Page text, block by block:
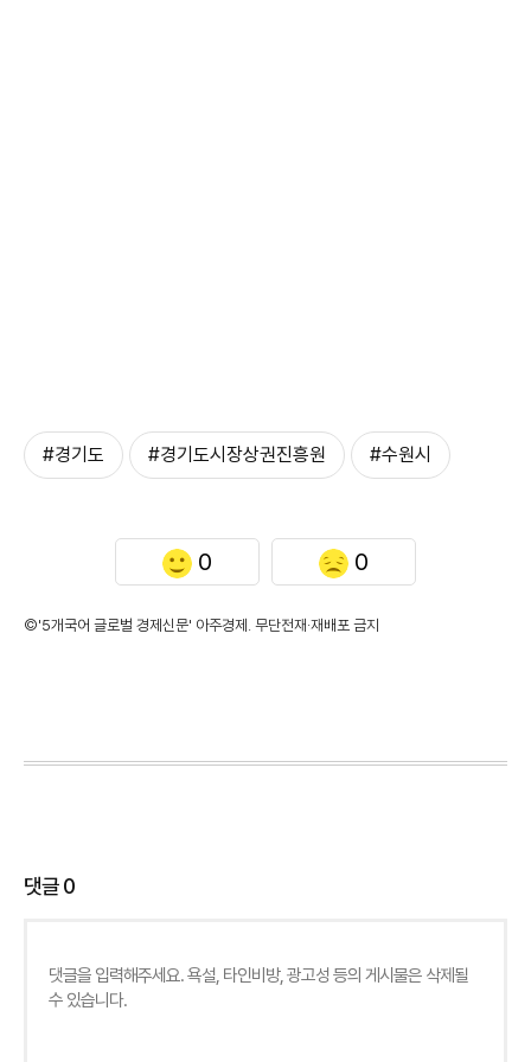
#경기도 #경기도시장상권진흥원 #수원시
0 0
©'5개국어 글로벌 경제신문' 아주경제. 무단전재·재배포 금지
댓글0